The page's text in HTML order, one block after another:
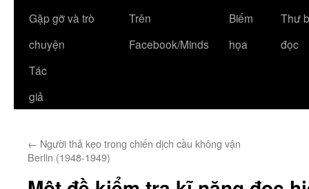
Gặp gỡ và trò
chuyện
Trên
Facebook/Minds
Biếm
họa
Thư
đọc
Tác
giả
← Người thả kẹo trong chiến dịch cầu không vận
Berlin (1948-1949)